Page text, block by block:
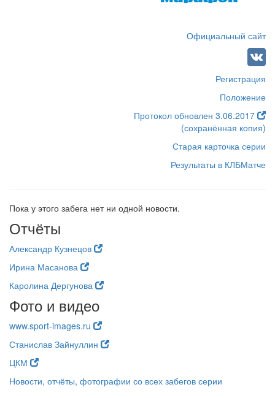
Официальный сайт
Регистрация
Положение
Протокол обновлен 3.06.2017
(сохранённая копия)
Старая карточка серии
Результаты в КЛБМатче
Пока у этого забега нет ни одной новости.
Отчёты
Александр Кузнецов
Ирина Масанова
Каролина Дергунова
Фото и видео
www.sport-images.ru
Станислав Зайнуллин
ЦКМ
Новости, отчёты, фотографии со всех забегов серии